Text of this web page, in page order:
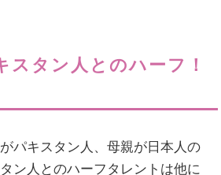
スタン人とのハーフ！
パキスタン人、母親が日本人の
ン人とのハーフタレントは他に